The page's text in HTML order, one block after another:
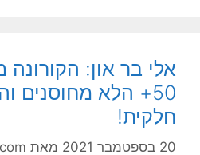
אלי בר און:
50+ הלא מחוסנים
חלקית!
20 בספטמבר 2021 מאת